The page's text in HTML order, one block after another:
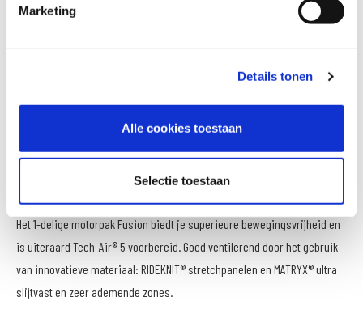
Marketing
Details tonen
Alle cookies toestaan
Selectie toestaan
Fusion 1-delig leren pak
Het 1-delige motorpak Fusion biedt je superieure bewegingsvrijheid en
is uiteraard Tech-Air® 5 voorbereid. Goed ventilerend door het gebruik
van innovatieve materiaal: RIDEKNIT® stretchpanelen en MATRYX® ultra
slijtvast en zeer ademende zones.